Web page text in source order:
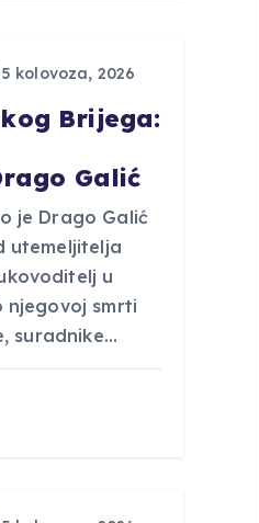
5 kolovoza, 2026
Brijega:
Galić
je Drago Galić
utemeljitelja
u
njegovoj smrti
suradnike…